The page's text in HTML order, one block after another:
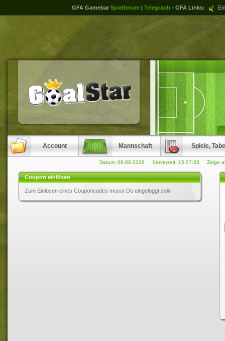
GFA Gamebar Spielforum | Telegraph - GFA Links:
Account Mannschaft Spiele,
Datum: 08.08.2026 Serverzeit: 15:07:33 Zeige
Coupon einlösen
Zum Einlösen eines Couponcodes musst Du eingeloggt sein